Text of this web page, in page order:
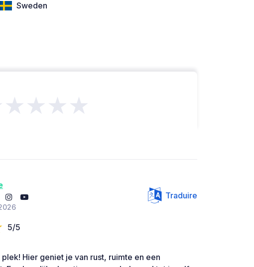
Sweden
Traduire
5/5
Hier geniet je van rust, ruimte en een